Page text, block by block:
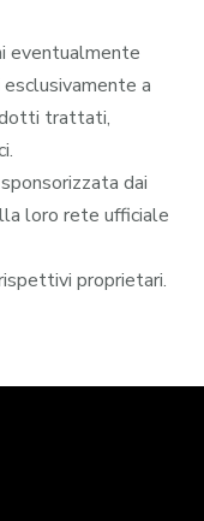
eventualmente
a
trattati,
dai
loro rete ufficiale
proprietari.